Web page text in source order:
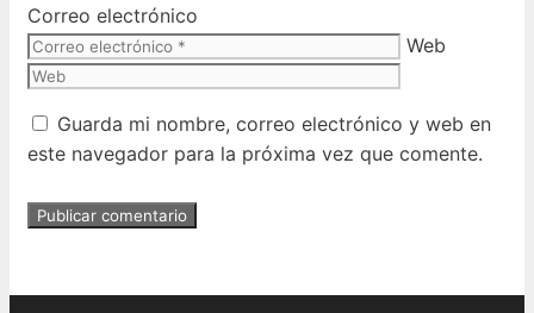
Correo electrónico
Web
Guarda mi nombre, correo electrónico y web en
este navegador para la próxima vez que comente.